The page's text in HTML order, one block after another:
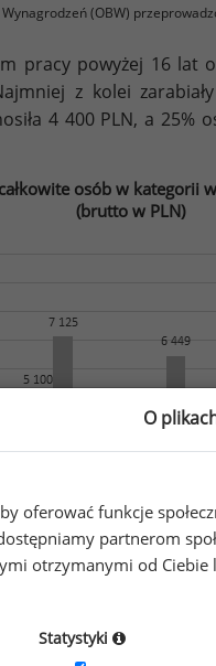
(OBW)
pracy powyżej 16 lat
z kolei
4 400 PLN, a
osób w kategorii
(brutto w PLN)
O
oferować funkcje
partnerom
otrzymanymi od Ciebie
Statystyki